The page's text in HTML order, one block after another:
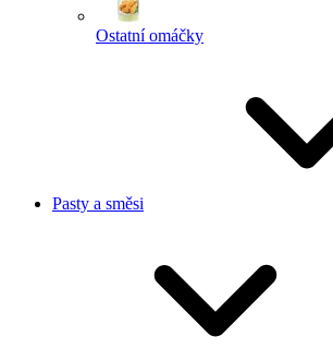
Ostatní omáčky
Pasty a směsi